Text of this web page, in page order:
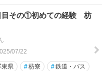
目その①初めての経験 枋
07/22
東県 #枋寮 #鉄道・バス